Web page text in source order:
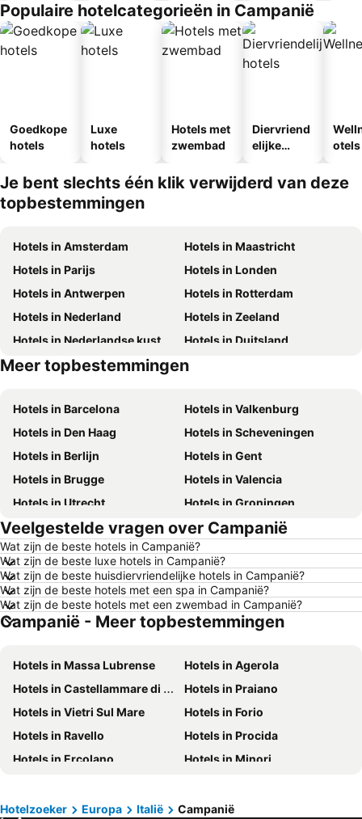
Populaire hotelcategorieën in Campanië
Goedkope
hotels
Luxe
hotels
Hotels met
zwembad
Diervriend
elijke
otels
Je bent slechts één klik verwijderd van deze
topbestemmingen
Hotels in Amsterdam
Hotels in Maastricht
Hotels in Parijs
Hotels in Londen
Hotels in Antwerpen
Hotels in Rotterdam
Hotels in Nederland
Hotels in Zeeland
Hotels in Nederlandse kust
Hotels in Duitsland
Hotels in Mallorca
Hotels in Terschelling
Meer topbestemmingen
Hotels in Barcelona
Hotels in Valkenburg
Hotels in Den Haag
Hotels in Scheveningen
Hotels in Berlijn
Hotels in Gent
Hotels in Brugge
Hotels in Valencia
Hotels in Utrecht
Hotels in Groningen
Hotels in Kopenhagen
Hotels in Keulen
Hotels in Luxemburg Stad
Hotels in Dusseldorf
Hotels in Eindhoven
Hotels in Noordwijk
Hotels in Haarlem
Hotels in Hamburg
Hotels in Cochem
Hotels in Texel
Hotels in Noord-Holland
Hotels in Ameland
Hotels in Limburg
Hotels in Friesland
Hotels in Luxemburg
Hotels in Frankrijk
Hotels in België
Hotels in Oostenrijk
Hotels in Gardameer
Hotels in Curacao
Hotels in Veluwe
Hotels in Den Bosch
Veelgestelde vragen over Campanië
Wat zijn de beste hotels in Campanië?
Wat zijn de beste luxe hotels in Campanië?
Wat zijn de beste huisdiervriendelijke hotels in Campanië?
Wat zijn de beste hotels met een spa in Campanië?
Wat zijn de beste hotels met een zwembad in Campanië?
Campanië - Meer topbestemmingen
Hotels in Massa Lubrense
Hotels in Agerola
Hotels in Castellammare di Stabia
Hotels in Praiano
Hotels in Vietri Sul Mare
Hotels in Forio
Hotels in Ravello
Hotels in Procida
Hotels in Ercolano
Hotels in Minori
Hotels in Furore
Hotels in Pimonte
Hotelzoeker Europa Italië Campanië